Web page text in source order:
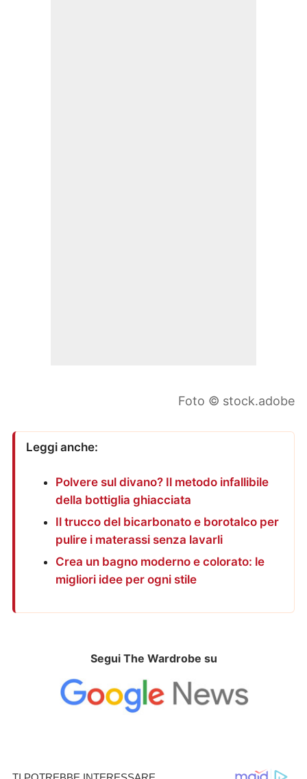
Foto © stock.adobe
Leggi anche:
Polvere sul divano? Il metodo infallibile
della bottiglia ghiacciata
Il trucco del bicarbonato e borotalco per
pulire i materassi senza lavarli
Crea un bagno moderno e colorato: le
migliori idee per ogni stile
Segui The Wardrobe su